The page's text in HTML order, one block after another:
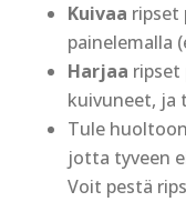
Kuivaa ripset
painelemalla
Harjaa ripset
kuivuneet, ja
Tule
jotta tyveen
Voit pestä